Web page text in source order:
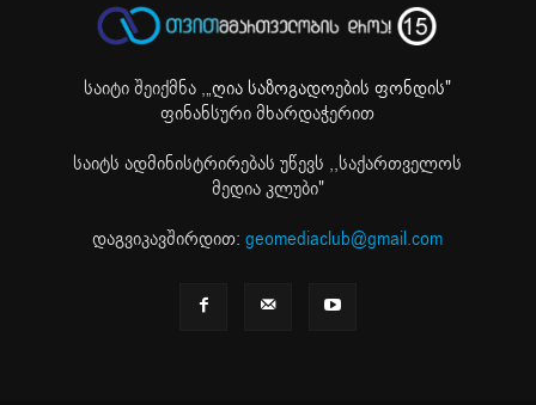
საიტი შეიქმნა ,„ღია საზოგადოების ფონდის"
ფინანსური მხარდაჭერით
საიტს ადმინისტრირებას უწევს ,,საქართველოს
მედია კლუბი"
დაგვიკავშირდით:geomediaclub@gmail.com